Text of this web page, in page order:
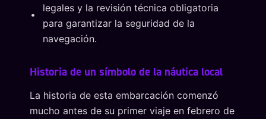
legales y la revisión técnica obligatoria
para garantizar la seguridad de la
navegación.
Historia de un símbolo de la náutica local
La historia de esta embarcación comenzó
mucho antes de su primer viaje en febrero de